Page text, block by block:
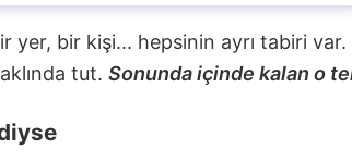
yer, bir kişi... hepsinin ayrı tabiri
tut. Sonunda içinde kalan o